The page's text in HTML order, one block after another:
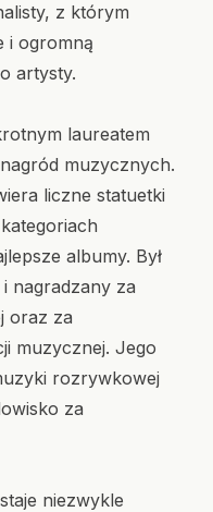
z którym
i ogromną
artysty.
laureatem
muzycznych.
liczne statuetki
albumy. Był
nagradzany za
oraz za
muzycznej. Jego
rozrywkowej
za
niezwykle